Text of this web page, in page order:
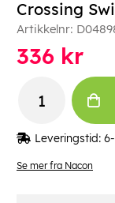
Se mer fra Nacon
Crossing
Artikkelnr:
336 kr
Leveringstid: